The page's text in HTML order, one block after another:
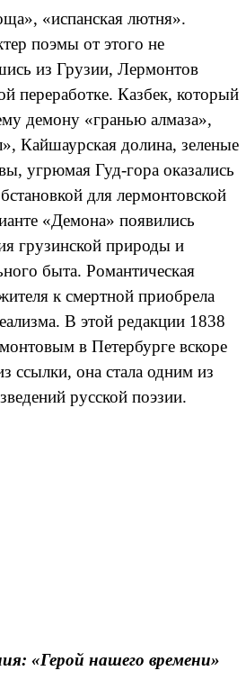
«испанская лютня».
поэмы от этого не
из Грузии, Лермонтов
переработке. Казбек, который
демону «гранью алмаза»,
Кайшаурская долина, зеленые
угрюмая Гуд-гора оказались
для лермонтовской
«Демона» появились
грузинской природы и
быта. Романтическая
к смертной приобрела
В этой редакции 1838
в Петербурге вскоре
ссылки, она стала одним из
русской поэзии.
«Герой нашего времени»